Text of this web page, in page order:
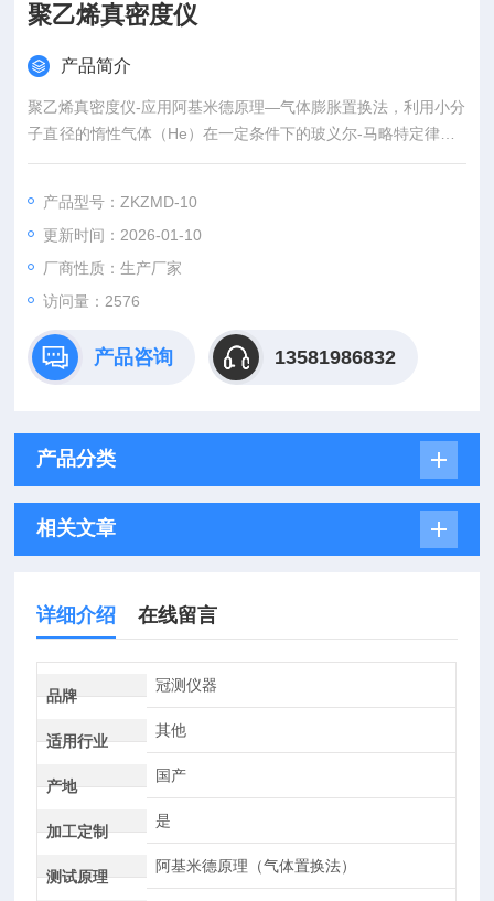
聚乙烯真密度仪
产品简介
聚乙烯真密度仪-应用阿基米德原理—气体膨胀置换法，利用小分
子直径的惰性气体（He）在一定条件下的玻义尔-马略特定律（P
V=nRT），通过测定由于样品测试腔放入样品所引起的样品测试
度，真密度=质量/真实体积。
产品型号：ZKZMD-10
更新时间：2026-01-10
厂商性质：生产厂家
访问量：2576
产品咨询 13581986832
产品分类
相关文章
详细介绍 在线留言
品牌
冠测仪器
适用行业
其他
产地
国产
加工定制
是
测试原理
阿基米德原理（气体置换法）